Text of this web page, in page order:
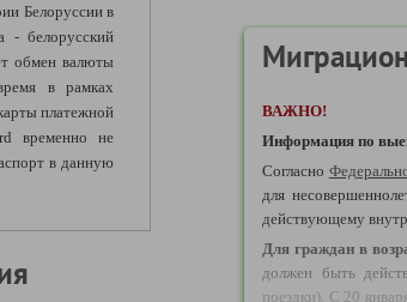
Белоруссии в
- белорусский
обмен валюты
в рамках
платежной
временно не
в данную
ВАЖНО!
Информация по
Согласно
для
действующему
Для граждан в
должен быть
поездки). С 20